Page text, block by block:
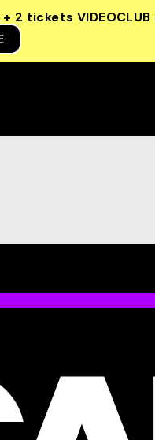
+ 2 tickets VIDEOCLUB